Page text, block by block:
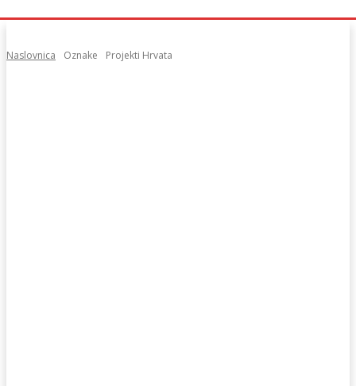
Naslovnica Oznake Projekti Hrvata